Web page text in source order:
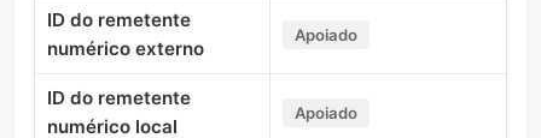
ID do remetente
numérico externo
Apoiado
ID do remetente
numérico local
Apoiado